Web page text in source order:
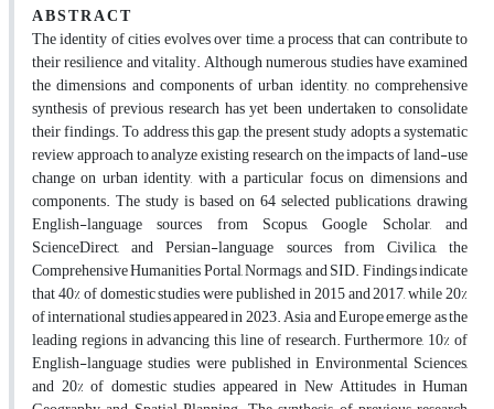
A B S T R A C T
The identity of cities evolves over time, a process that can contribute to
their resilience and vitality. Although numerous studies have examined
the dimensions and components of urban identity, no comprehensive
synthesis of previous research has yet been undertaken to consolidate
their findings. To address this gap, the present study adopts a systematic
review approach to analyze existing research on the impacts of land-use
change on urban identity, with a particular focus on dimensions and
components. The study is based on 64 selected publications, drawing
English-language sources from Scopus, Google Scholar, and
ScienceDirect, and Persian-language sources from Civilica, the
Comprehensive Humanities Portal, Normags, and SID. Findings indicate
that 40% of domestic studies were published in 2015 and 2017, while 20%
of international studies appeared in 2023. Asia and Europe emerge as the
leading regions in advancing this line of research. Furthermore, 10% of
English-language studies were published in Environmental Sciences,
and 20% of domestic studies appeared in New Attitudes in Human